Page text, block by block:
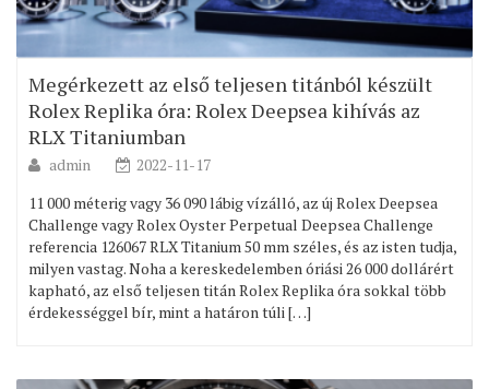
Megérkezett az első teljesen titánból készült
Rolex Replika óra: Rolex Deepsea kihívás az
RLX Titaniumban
admin
2022-11-17
11 000 méterig vagy 36 090 lábig vízálló, az új Rolex Deepsea
Challenge vagy Rolex Oyster Perpetual Deepsea Challenge
referencia 126067 RLX Titanium 50 mm széles, és az isten tudja,
milyen vastag. Noha a kereskedelemben óriási 26 000 dollárért
kapható, az első teljesen titán Rolex Replika óra sokkal több
érdekességgel bír, mint a határon túli […]